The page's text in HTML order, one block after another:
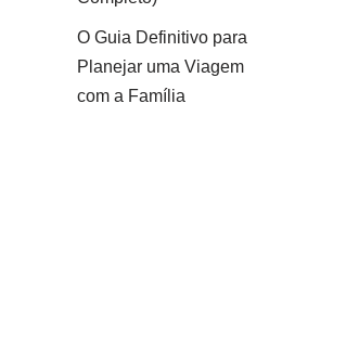
O Guia Definitivo para
Planejar uma Viagem
com a Família